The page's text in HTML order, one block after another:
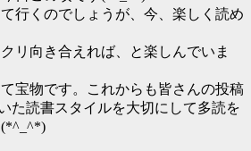
行くのでしょうが、今、楽しく読め
リ向き合えれば、と楽しんでいま
宝物です。これからも皆さんの投稿
た読書スタイルを大切にして多読を